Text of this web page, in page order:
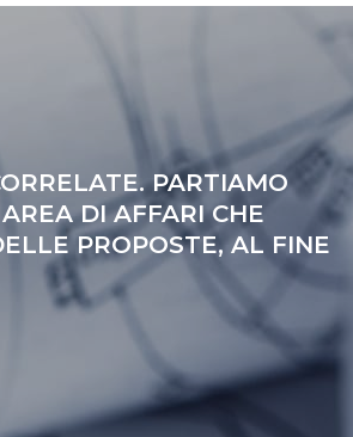
PARTIAMO
DI AFFARI CHE
PROPOSTE, AL FINE